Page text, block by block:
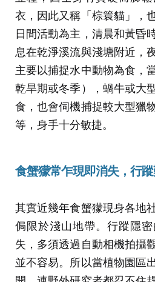
衣，因此又稱「棕簑貓」，
日間活動為主，清晨和黃昏
息在乾淨溪流與淺塘附近，
主要以捕捉水中動物為食，
乾旱期或冬季），蝸牛或大
食，也會伺機捕捉較大型獵
等，身手十分敏捷。
食蟹獴常乍現即消失，行
其實近幾年食蟹獴現身各地
侷限於淺山地帶。行蹤隱
失，多須透過自動相機拍攝
並不容易。所以當植物園區